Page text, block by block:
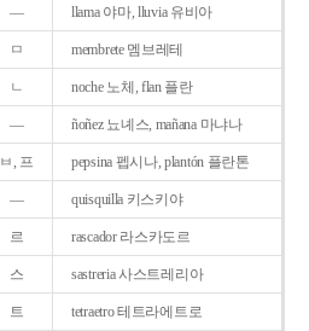
― llama 야마, lluvia 유비아
ㅁ membrete 멤브레테
ㄴ noche 노체, flan 플란
― ñoñez 뇨녜스, mañana 마냐나
ㅂ, 프 pepsina 펩시나, plantón 플란톤
― quisquilla 키스키야
르 rascador 라스카도르
스 sastreria 사스트레리아
트 tetraetro 테트라에트로